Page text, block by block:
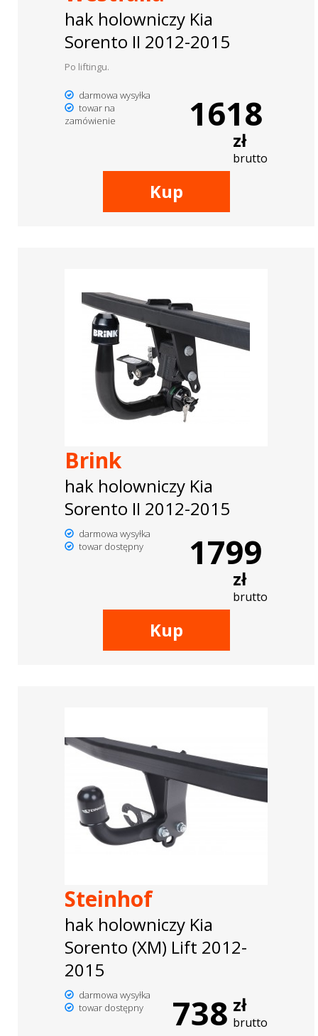
hak holowniczy Kia
Sorento II 2012-2015
Po liftingu.
darmowa wysyłka
towar na
zamówienie
1618
zł
brutto
Kup
Brink
hak holowniczy Kia
Sorento II 2012-2015
darmowa wysyłka
towar dostępny
1799
zł
brutto
Kup
Steinhof
hak holowniczy Kia
Sorento (XM) Lift 2012-
2015
darmowa wysyłka
towar dostępny
738 zł
brutto